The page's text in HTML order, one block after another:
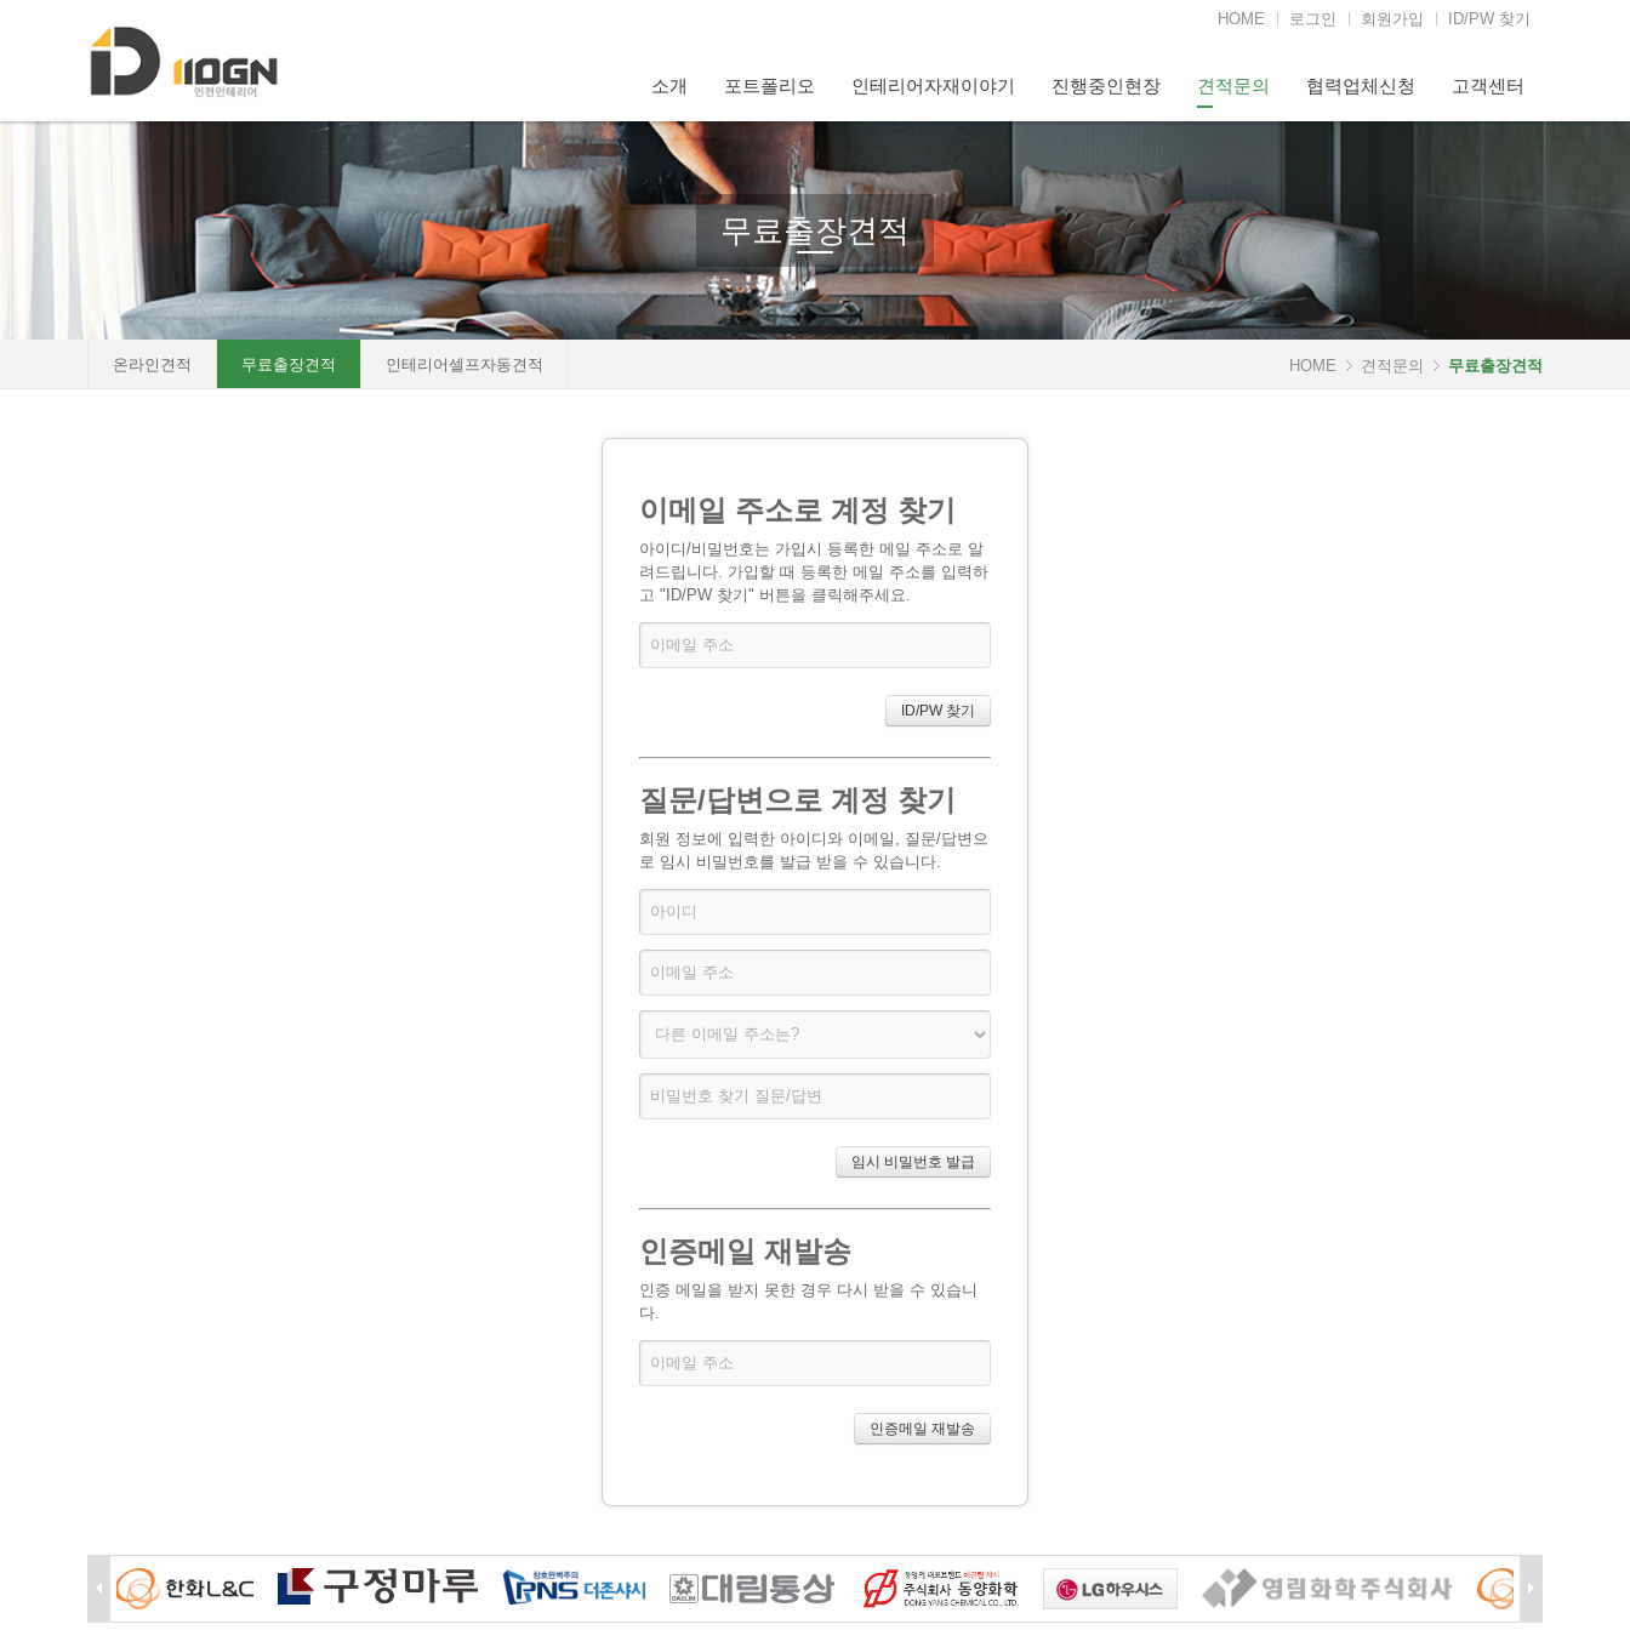
HOME
로그인 회원가입 ID/PW 찾기
소개 포트폴리오 인테리어자재이야기 진행중인현장 견적문의 협력업체신청 고객센터
무료출장견적
온라인견적 무료출장견적 인테리어셀프자동견적 HOME 견적문의 무료출장견적
이메일 주소로 계정 찾기
아이디/비밀번호는 가입시 등록한 메일 주소로 알
려드립니다. 가입할 때 등록한 메일 주소를 입력하
고 "ID/PW 찾기" 버튼을 클릭해주세요.
질문/답변으로 계정 찾기
회원 정보에 입력한 아이디와 이메일, 질문/답변으
로 임시 비밀번호를 발급 받을 수 있습니다.
인증메일 재발송
인증 메일을 받지 못한 경우 다시 받을 수 있습니
다.
회원가입
소개
인테리어자재이야기